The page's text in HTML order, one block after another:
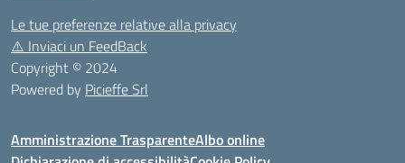
Le tue preferenze relative alla privacy
⚠️ Inviaci un FeedBack
Copyright © 2024
Powered by Picieffe Srl
Amministrazione TrasparenteAlbo online